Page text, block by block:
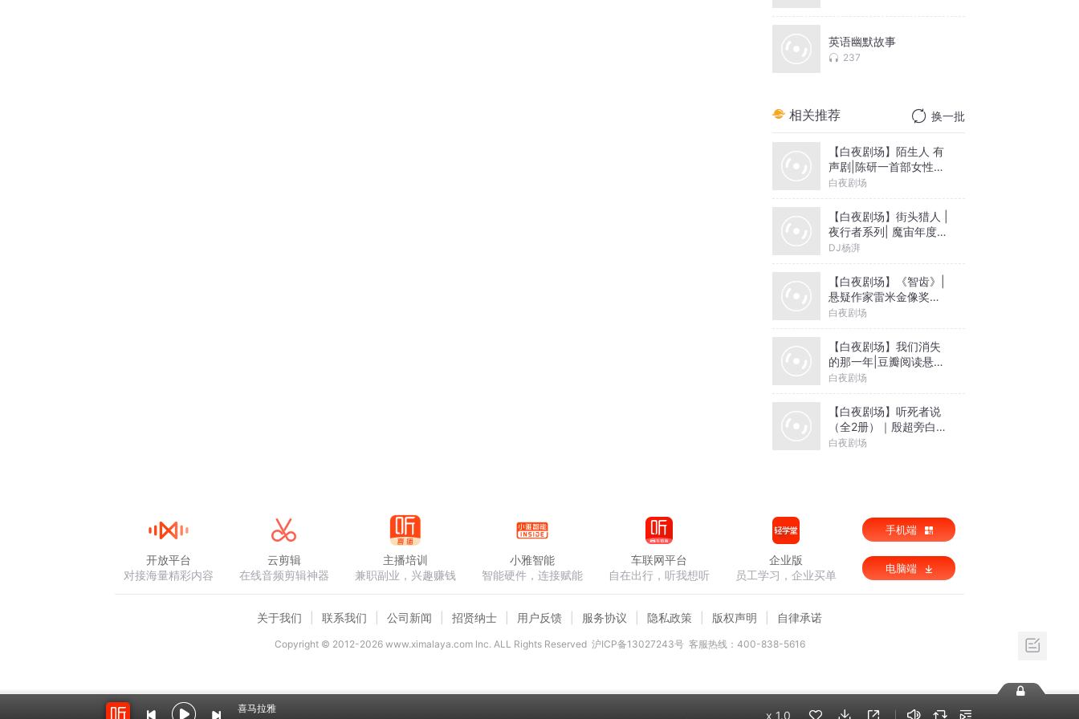
英语幽默故事
237
相关推荐 换一批
【白夜剧场】陌生人 有
声剧|陈研一首部女性悬
疑力作|连环凶杀|钟情妄
白夜剧场
【白夜剧场】街头猎人 |
夜行者系列| 魔宙年度罪
案故事 | 全新调查手记 |
DJ杨湃
【白夜剧场】《智齿》|
悬疑作家雷米金像奖作
品原著
白夜剧场
【白夜剧场】我们消失
的那一年|豆瓣阅读悬疑
年榜作品
白夜剧场
【白夜剧场】听死者说
（全2册）｜殷超旁白｜
硬核法医刑侦｜高智商
白夜剧场
喜马拉雅
x 1.0
开放平台
对接海量精彩内容
云剪辑
在线音频剪辑神器
主播培训
兼职副业，兴趣赚钱
小雅智能
智能硬件，连接赋能
车联网平台
自在出行，听我想听
企业版
员工学习，企业买单
手机端
电脑端
关于我们 联系我们 公司新闻 招贤纳士 用户反馈 服务协议 隐私政策 版权声明 自律承诺
Copyright © 2012-2026www.ximalaya.com lnc. ALL Rights Reserved 沪ICP备13027243号 客服热线：400-838-5616